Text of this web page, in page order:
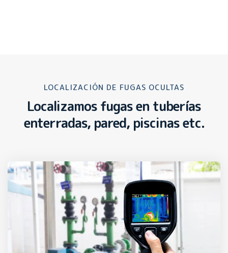
LOCALIZACIÓN DE FUGAS OCULTAS
Localizamos fugas en tuberías
enterradas, pared, piscinas etc.